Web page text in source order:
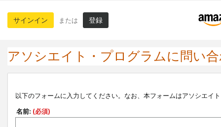
サインイン または 登録
アソシエイト・プログラムに問い
以下のフォームに入力してください。なお、本フォームはアソシエイ
名前: (必須)